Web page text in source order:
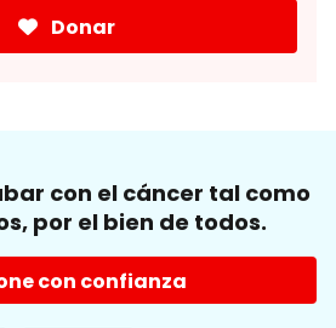
Donar
con el cáncer tal como
por el bien de todos.
con confianza